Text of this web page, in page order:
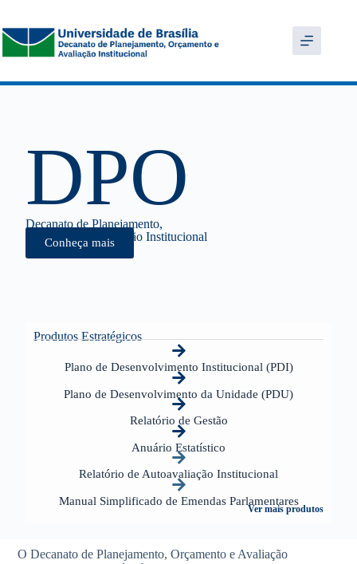
DPO
Decanato de Planejamento,
Orçamento e Avaliação Institucional
Conheça mais
Produtos Estratégicos
Plano de Desenvolvimento Institucional (PDI)
Plano de Desenvolvimento da Unidade (PDU)
Relatório de Gestão
Anuário Estatístico
Relatório de Autoavaliação Institucional
Manual Simplificado de Emendas Parlamentares
Ver mais produtos
O Decanato de Planejamento, Orçamento e Avaliação